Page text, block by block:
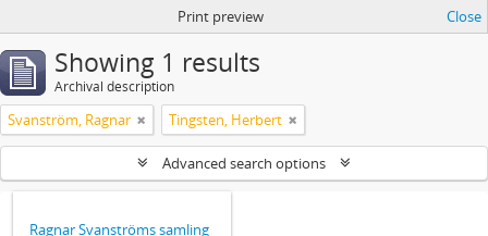
Print preview Close
Showing 1 results
Archival description
Svanström, Ragnar Tingsten, Herbert
Advanced search options
Ragnar Svanströms samling